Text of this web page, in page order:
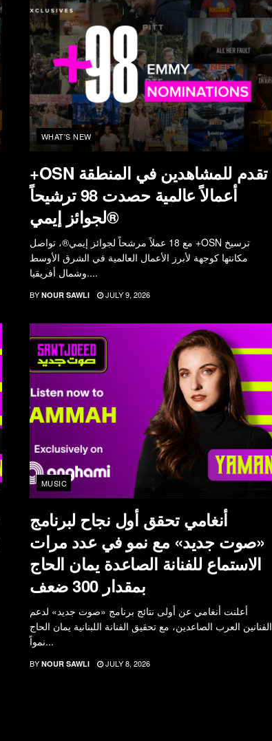
WHAT'S NEW
+OSN تقدم للمشاهدين في المنطقة
أعمالاً عالمية حصدت 98 ترشيحاً
لجوائز إيمي®
مع 18 عملاً مرشحاً لجوائز إيمي®، تواصل +OSN ترسيخ
مكانتها كوجهة لأبرز الأعمال العالمية في الشرق الأوسط
وشمال أفريقيا....
BY NOUR SAWLI JULY 9, 2026
MUSIC
أنغامي تحقق أول نجاح لبرنامج
«صوت جديد» مع نمو في عدد مرات
الاستماع للفنانة الصاعدة يمان الحاج
بمقدار 300 ضعف
أعلنت أنغامي عن أولى نتائج برنامج «صوت جديد» لدعم
الفنانين العرب الصاعدين، مع تحقيق الفنانة اللبنانية يمان الحاج
نمواً...
BY NOUR SAWLI JULY 8, 2026